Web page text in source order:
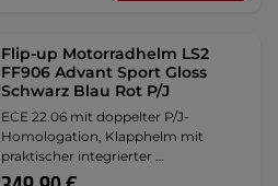
Flip-up Motorradhelm LS2
FF906 Advant Sport Gloss
Schwarz Blau Rot P/J
ECE 22.06 mit doppelter P/J-
Homologation, Klapphelm mit
praktischer integrierter …